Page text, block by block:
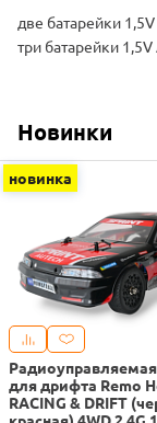
две батарейки
три батарейки
Новинки
новинка
для дрифта Remo
RACING & DRIFT